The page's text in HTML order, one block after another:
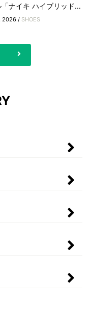
「ナイキ ハイブリッド...
2026 / SHOES